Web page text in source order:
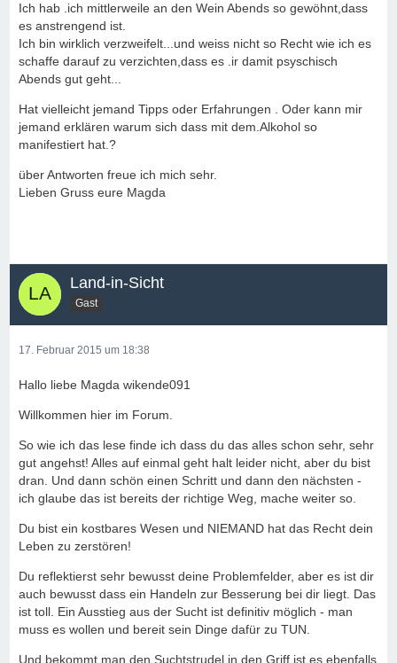
Ich hab .ich mittlerweile an den Wein Abends so gewöhnt,dass
es anstrengend ist.
Ich bin wirklich verzweifelt...und weiss nicht so Recht wie ich es
schaffe darauf zu verzichten,dass es .ir damit psyschisch
Abends gut geht...
Hat vielleicht jemand Tipps oder Erfahrungen . Oder kann mir
jemand erklären warum sich dass mit dem.Alkohol so
manifestiert hat.?
über Antworten freue ich mich sehr.
Lieben Gruss eure Magda
Land-in-Sicht
Gast
17. Februar 2015 um 18:38
Hallo liebe Magda wikende091
Willkommen hier im Forum.
So wie ich das lese finde ich dass du das alles schon sehr, sehr
gut angehst! Alles auf einmal geht halt leider nicht, aber du bist
dran. Und dann schön einen Schritt und dann den nächsten -
ich glaube das ist bereits der richtige Weg, mache weiter so.
Du bist ein kostbares Wesen und NIEMAND hat das Recht dein
Leben zu zerstören!
Du reflektierst sehr bewusst deine Problemfelder, aber es ist dir
auch bewusst dass ein Handeln zur Besserung bei dir liegt. Das
ist toll. Ein Ausstieg aus der Sucht ist definitiv möglich - man
muss es wollen und bereit sein Dinge dafür zu TUN.
Und bekommt man den Suchtstrudel in den Griff ist es ebenfalls